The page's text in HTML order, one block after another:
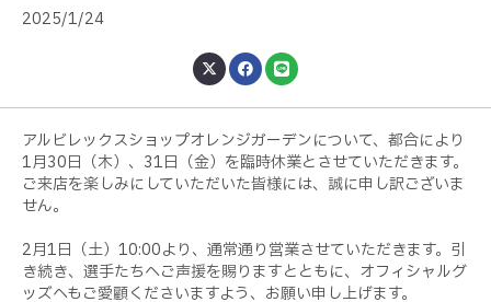
2025/1/24
アルビレックスショップオレンジガーデンについて、都合により
1月30日（木）、31日（金）を臨時休業とさせていただきます。
ご来店を楽しみにしていただいた皆様には、誠に申し訳ございま
せん。
2月1日（土）10:00より、通常通り営業させていただきます。引
き続き、選手たちへご声援を賜りますとともに、オフィシャルグ
ッズへもご愛顧くださいますよう、お願い申し上げます。